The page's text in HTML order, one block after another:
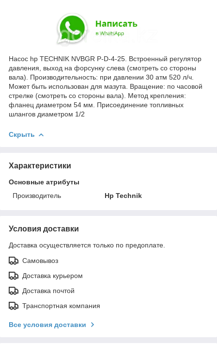
Насос hp TECHNIK NVBGR P-D-4-25. Встроенный регулятор
давления, выход на форсунку слева (смотреть со стороны
вала). Производительность: при давлении 30 атм 520 л/ч.
Может быть использован для мазута. Вращение: по часовой
стрелке (смотреть со стороны вала). Метод крепления:
фланец диаметром 54 мм. Присоединение топливных
шлангов диаметром 1/2
Скрыть
Характеристики
Основные атрибуты
Производитель
Hp Technik
Условия доставки
Доставка осуществляется только по предоплате.
Самовывоз
Доставка курьером
Доставка почтой
Транспортная компания
Все условия доставки